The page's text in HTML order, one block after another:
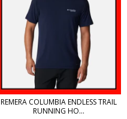
REMERA COLUMBIA ENDLESS TRAIL
RUNNING HO...